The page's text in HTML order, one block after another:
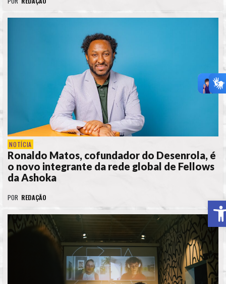
NOTÍCIA
Ronaldo Matos, cofundador do Desenrola, é
o novo integrante da rede global de Fellows
da Ashoka
POR REDAÇÃO